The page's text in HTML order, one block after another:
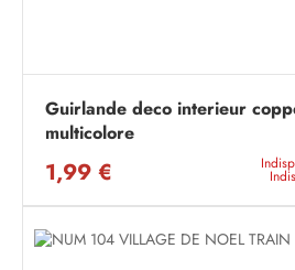
Guirlande deco interieur
multicolore
1,99 €